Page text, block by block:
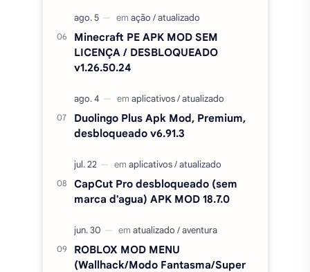
Minecraft PE APK MOD SEM
LICENÇA / DESBLOQUEADO
v1.26.50.24
Duolingo Plus Apk Mod, Premium,
desbloqueado v6.91.3
CapCut Pro desbloqueado (sem
marca d'agua) APK MOD 18.7.0
ROBLOX MOD MENU
(Wallhack/Modo Fantasma/Super